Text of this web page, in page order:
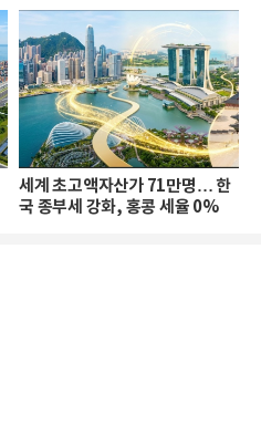
세계 초고액자산가 71만명… 한
국 종부세 강화, 홍콩 세율 0%